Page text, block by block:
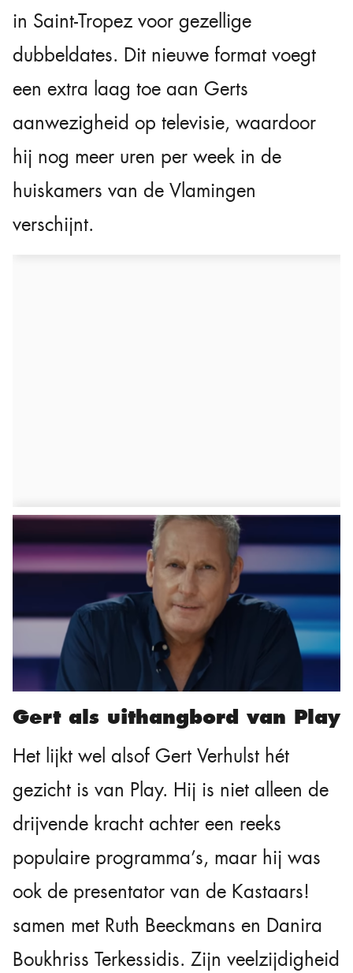
in Saint-Tropez voor gezellige
dubbeldates. Dit nieuwe format voegt
een extra laag toe aan Gerts
aanwezigheid op televisie, waardoor
hij nog meer uren per week in de
huiskamers van de Vlamingen
verschijnt.
Gert als uithangbord van Play
Het lijkt wel alsof Gert Verhulst hét
gezicht is van Play. Hij is niet alleen de
drijvende kracht achter een reeks
populaire programma’s, maar hij was
ook de presentator van de Kastaars!
samen met Ruth Beeckmans en Danira
Boukhriss Terkessidis. Zijn veelzijdigheid